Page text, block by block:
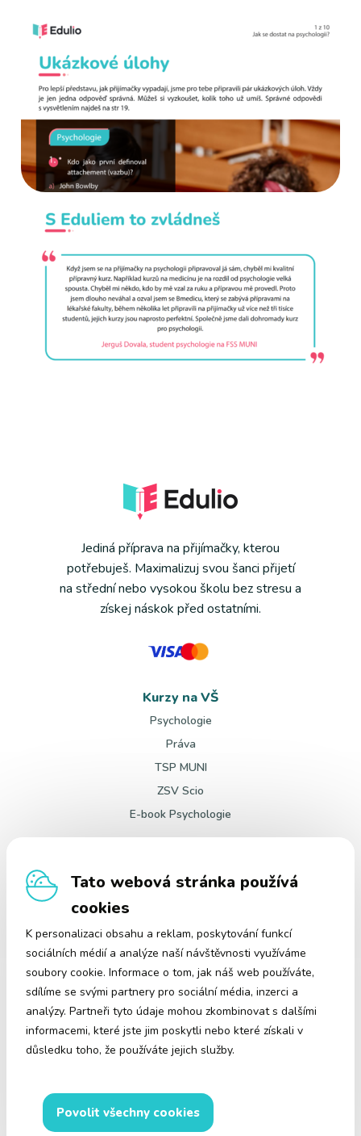
Tato webová stránka používá
cookies
K personalizaci obsahu a reklam, poskytování funkcí
sociálních médií a analýze naší návštěvnosti využíváme
soubory cookie. Informace o tom, jak náš web používáte,
sdílíme se svými partnery pro sociální média, inzerci a
analýzy. Partneři tyto údaje mohou zkombinovat s dalšími
informacemi, které jste jim poskytli nebo které získali v
důsledku toho, že používáte jejich služby.
Povolit všechny cookies
Jediná příprava na přijímačky, kterou
potřebuješ. Maximalizuj svou šanci přijetí
na střední nebo vysokou školu bez stresu a
získej náskok před ostatními.
Kurzy na VŠ
Psychologie
Práva
TSP MUNI
ZSV Scio
E-book Psychologie
O nás
Kontakt
+420 606 439 784
(Po-Čt 8:00 - 16:00)
Cookies
GDPR
Obchodní podmínky
Reklamace